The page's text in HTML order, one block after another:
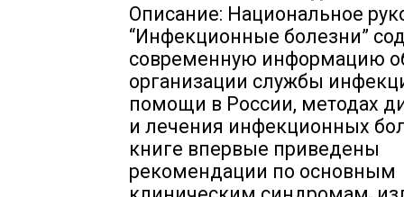
Описание: Национальное
“Инфекционные болезни”
современную информацию
организации службы
помощи в России, методах
и лечения инфекционных
книге впервые приведены
рекомендации по основным